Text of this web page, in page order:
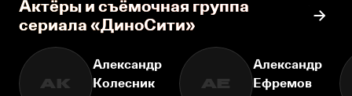
Актёры и съёмочная группа
сериала «ДиноСити»
АК
Александр
Колесник
АЕ
Александр
Ефремов